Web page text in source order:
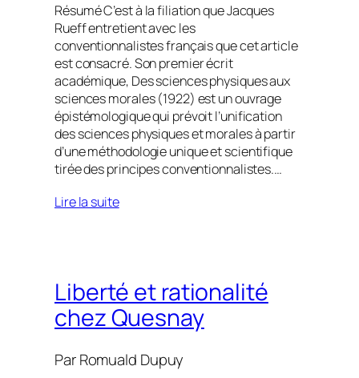
Résumé C’est à la filiation que Jacques
Rueff entretient avec les
conventionnalistes français que cet article
est consacré. Son premier écrit
académique, Des sciences physiques aux
sciences morales (1922) est un ouvrage
épistémologique qui prévoit l’unification
des sciences physiques et morales à partir
d’une méthodologie unique et scientifique
tirée des principes conventionnalistes.…
Lire la suite
Liberté et rationalité
chez Quesnay
ParRomuald Dupuy